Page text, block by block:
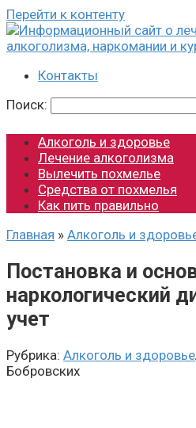
Перейти к контенту
Контакты
Поиск:
Алкоголь и здоровье
Лечение алкоголизма
Вылечить похмелье
Средства от похмелья
Как пить правильно
Главная » Алкоголь и
Постановка и
наркологический
учет
Рубрика: Алкоголь и здоровье
Бобровских